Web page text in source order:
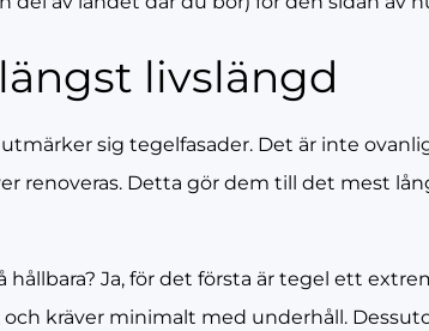
livslängd
sig tegelfasader. Det är inte
renoveras. Detta gör dem till det mest
hållbara? Ja, för det första är tegel ett
kräver minimalt med underhåll.